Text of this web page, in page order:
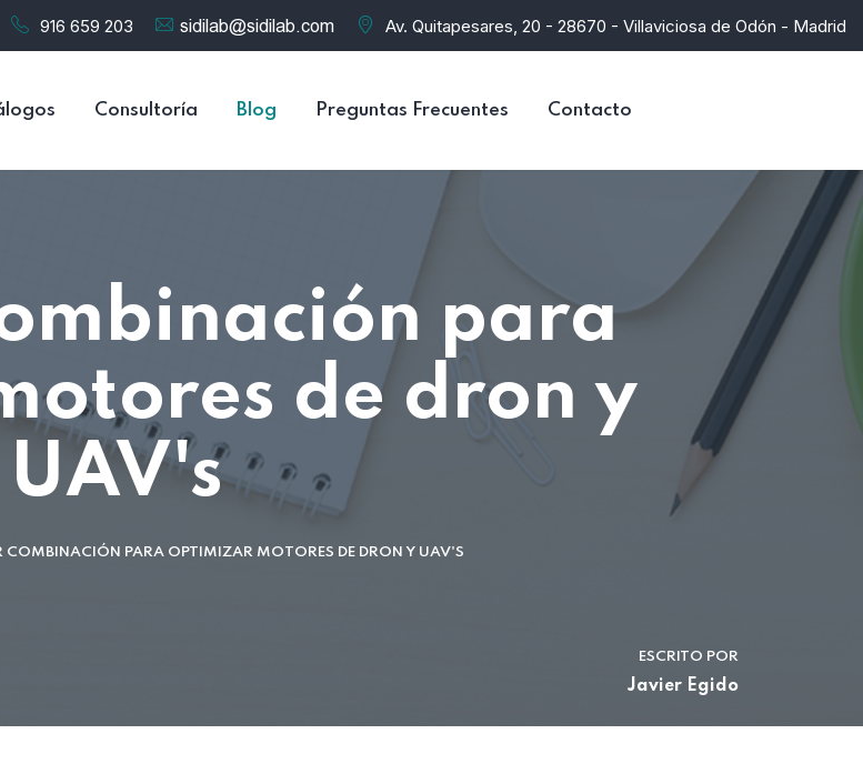
916 659 203 Av. Quitapesares, 20 - 28670 - Villaviciosa de Odón - Madrid
Consultoría Blog Preguntas Frecuentes Contacto
para
de dron y
UAV's
COMBINACIÓN PARA OPTIMIZAR MOTORES DE DRON Y UAV'S
ESCRITO POR
Javier Egido